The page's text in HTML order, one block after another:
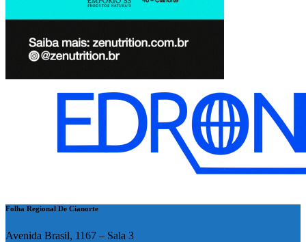
Folha Regional De Cianorte
Avenida Brasil, 1167 – Sala 3